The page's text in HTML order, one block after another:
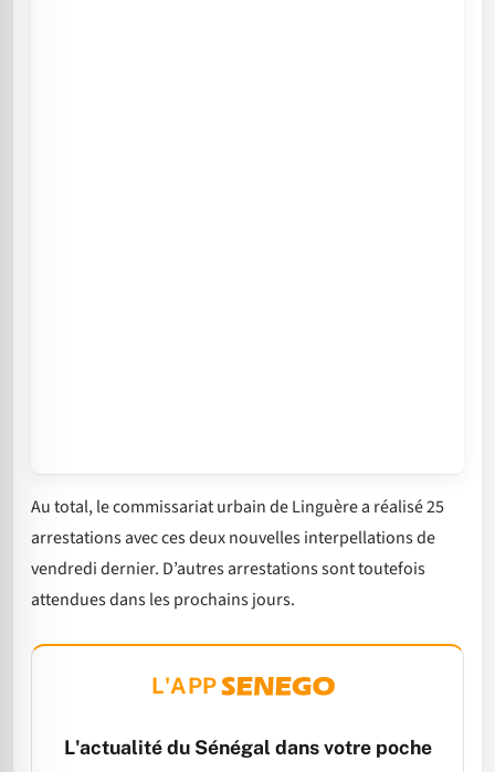
Au total, le commissariat urbain de Linguère a réalisé 25
arrestations avec ces deux nouvelles interpellations de
vendredi dernier. D’autres arrestations sont toutefois
attendues dans les prochains jours.
L'APP
L'actualité du Sénégal dans votre poche